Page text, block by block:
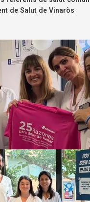
de Salut de Vinaròs